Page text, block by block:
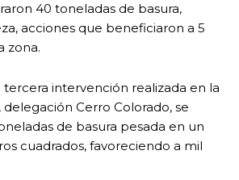
40 toneladas de basura,
acciones que beneficiaron a 5
zona.
tercera intervención realizada en la
delegación Cerro Colorado, se
de basura pesada en un
cuadrados, favoreciendo a mil